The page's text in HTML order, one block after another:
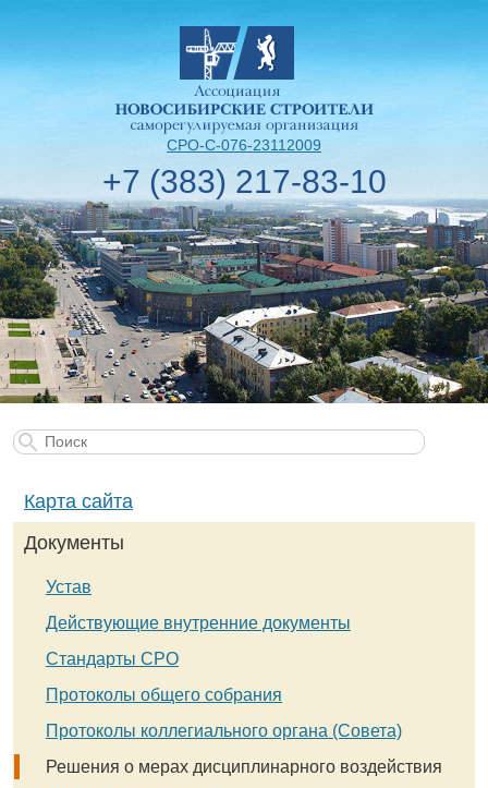
СРО-С-076-23112009
+7 (383) 217-83-10
Карта сайта
Документы
Устав
Действующие внутренние документы
Стандарты СРО
Протоколы общего собрания
Протоколы коллегиального органа (Совета)
Решения о мерах дисциплинарного воздействия